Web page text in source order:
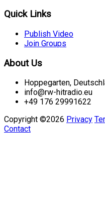
Quick Links
Publish Video
Join Groups
About Us
Hoppegarten,
info@rw-hitradio.eu
+49 176 29991622
Copyright ©2026 Privacy
Contact